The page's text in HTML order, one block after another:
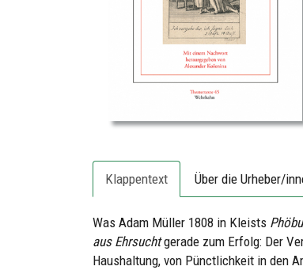
Klappentext Über die Urheber/
Was Adam Müller 1808 in Kleists
aus Ehrsuchtgerade zum Erfolg: Der
Haushaltung, von Pünctlichkeit in den